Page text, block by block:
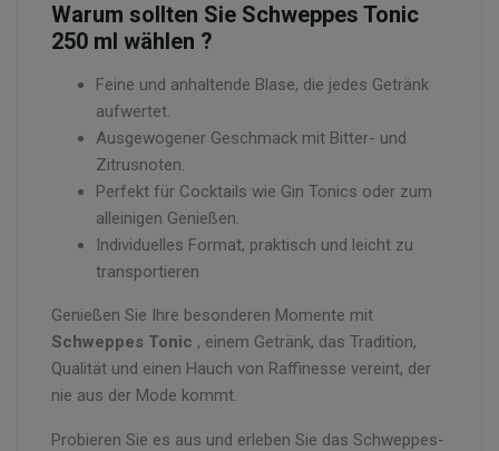
Warum sollten Sie Schweppes Tonic
250 ml wählen ?
Feine und anhaltende Blase, die jedes Getränk
aufwertet.
Ausgewogener Geschmack mit Bitter- und
Zitrusnoten.
Perfekt für Cocktails wie Gin Tonics oder zum
alleinigen Genießen.
Individuelles Format, praktisch und leicht zu
transportieren
Genießen Sie Ihre besonderen Momente mit
Schweppes Tonic , einem Getränk, das Tradition,
Qualität und einen Hauch von Raffinesse vereint, der
nie aus der Mode kommt.
Probieren Sie es aus und erleben Sie das Schweppes-